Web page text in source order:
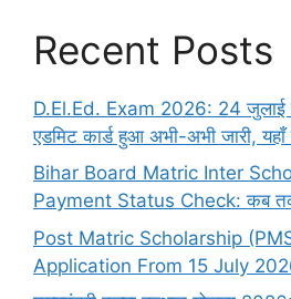
Recent Posts
D.El.Ed. Exam 2026: 24 जुलाई से
एडमिट कार्ड हुआ अभी-अभी जारी,
Bihar Board Matric Inter
Payment Status Check: कब
Post Matric Scholarship
Application From 15 July